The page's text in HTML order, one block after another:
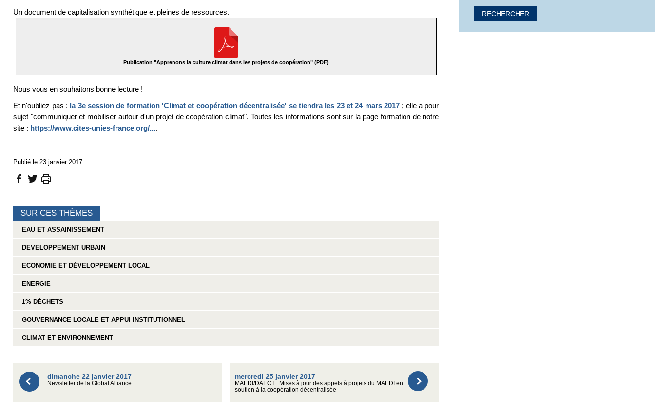
Un document de capitalisation synthétique et pleines de ressources.
Publication "Apprenons la culture climat dans les projets de coopération" (PDF)
Nous vous en souhaitons bonne lecture !
Et n'oubliez pas : la 3e session de formation 'Climat et coopération décentralisée' se tiendra les 23 et 24 mars 2017 ; elle a pour
sujet "communiquer et mobiliser autour d'un projet de coopération climat". Toutes les informations sont sur la page formation de notre
site : https://www.cites-unies-france.org/....
Publié le 23 janvier 2017
SUR CES THÈMES
EAU ET ASSAINISSEMENT
DÉVELOPPEMENT URBAIN
ECONOMIE ET DÉVELOPPEMENT LOCAL
ENERGIE
1% DÉCHETS
GOUVERNANCE LOCALE ET APPUI INSTITUTIONNEL
CLIMAT ET ENVIRONNEMENT
dimanche 22 janvier 2017
Newsletter de la Global Alliance
mercredi 25 janvier 2017
MAEDI/DAECT : Mises à jour des appels à projets du MAEDI en
soutien à la coopération décentralisée